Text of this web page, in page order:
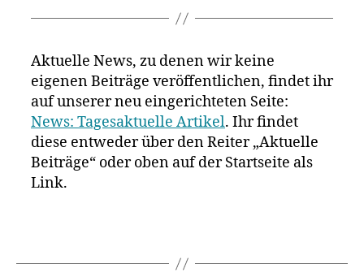
Aktuelle News, zu denen wir keine
eigenen Beiträge veröffentlichen, findet ihr
auf unserer neu eingerichteten Seite:
News: Tagesaktuelle Artikel. Ihr findet
diese entweder über den Reiter „Aktuelle
Beiträge“ oder oben auf der Startseite als
Link.